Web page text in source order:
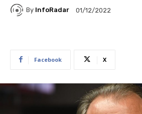
By InfoRadar 01/12/2022
Facebook X